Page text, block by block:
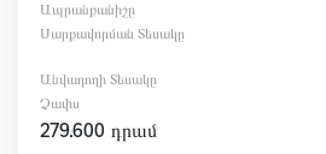
Ապրանքանիշը
Սարքավորման Տեսակը
Անվադողի Տեսակը
Չափս
279.600 դրամ